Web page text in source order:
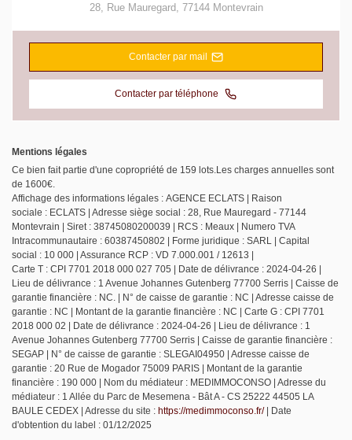
28, Rue Mauregard 77144 Montevrain
Contacter par mail
Contacter par téléphone
Mentions légales
Ce bien fait partie d'une copropriété de 159 lots.Les charges annuelles sont
de 1600€.
Affichage des informations légales : AGENCE ECLATS | Raison
sociale : ECLATS | Adresse siège social : 28, Rue Mauregard - 77144
Montevrain | Siret : 38745080200039 | RCS : Meaux | Numero TVA
Intracommunautaire : 60387450802 | Forme juridique : SARL | Capital
social : 10 000 | Assurance RCP : VD 7.000.001 / 12613 |
Carte T : CPI 7701 2018 000 027 705 | Date de délivrance : 2024-04-26 |
Lieu de délivrance : 1 Avenue Johannes Gutenberg 77700 Serris | Caisse de
garantie financière : NC. | N° de caisse de garantie : NC | Adresse caisse de
garantie : NC | Montant de la garantie financière : NC | Carte G : CPI 7701
2018 000 02 | Date de délivrance : 2024-04-26 | Lieu de délivrance : 1
Avenue Johannes Gutenberg 77700 Serris | Caisse de garantie financière :
SEGAP | N° de caisse de garantie : SLEGAI04950 | Adresse caisse de
garantie : 20 Rue de Mogador 75009 PARIS | Montant de la garantie
financière : 190 000 | Nom du médiateur : MEDIMMOCONSO | Adresse du
médiateur : 1 Allée du Parc de Mesemena - Bât A - CS 25222 44505 LA
BAULE CEDEX | Adresse du site : https://medimmoconso.fr/| Date
d'obtention du label : 01/12/2025